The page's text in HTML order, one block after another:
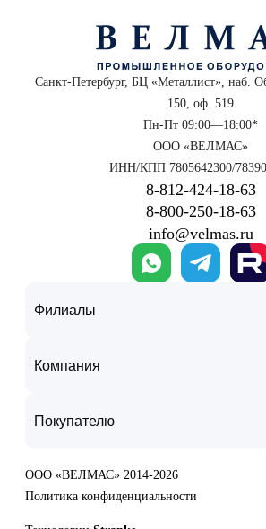
Санкт-Петербург, БЦ «Металлист», наб.
150, оф. 519
Пн-Пт 09:00—18:00*
ООО «ВЕЛМАС»
ИНН/КПП 7805642300/
8‑812‑424‑18‑63
8‑800‑250‑18‑63
info@velmas.ru
Филиалы
Компания
Покупателю
ООО «ВЕЛМАС» 2014-2026
Политика конфиденциальности